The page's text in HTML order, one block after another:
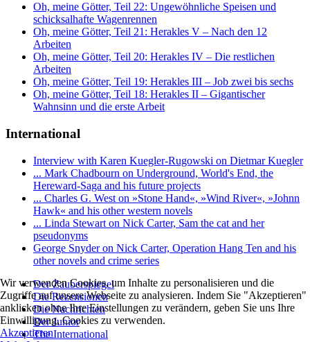
Oh, meine Götter, Teil 22: Ungewöhnliche Speisen und
schicksalhafte Wagenrennen
Oh, meine Götter, Teil 21: Herakles V – Nach den 12
Arbeiten
Oh, meine Götter, Teil 20: Herakles IV – Die restlichen
Arbeiten
Oh, meine Götter, Teil 19: Herakles III – Job zwei bis sechs
Oh, meine Götter, Teil 18: Herakles II – Gigantischer
Wahnsinn und die erste Arbeit
International
Interview with Karen Kuegler-Rugowski on Dietmar Kuegler
... Mark Chadbourn on Underground, World's End, the
Hereward-Saga and his future projects
... Charles G. West on »Stone Hand«, »Wind River«, »Johnn
Hawk« and his other western novels
... Linda Stewart on Nick Carter, Sam the cat and her
pseudonyms
George Snyder on Nick Carter, Operation Hang Ten and his
other novels and crime series
Der Zauberspiegel
Die Rezensionen
Die Nachrichten
Der Junior
The International
Wir verwenden Cookies, um Inhalte zu personalisieren und die
Zugriffe auf unsere Webseite zu analysieren. Indem Sie "Akzeptieren"
anklicken ohne Ihre Einstellungen zu verändern, geben Sie uns Ihre
Einwilligung, Cookies zu verwenden.
Akzeptieren